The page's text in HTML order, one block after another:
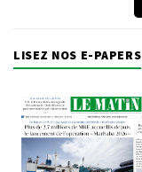
LISEZ NOS E-PAPERS